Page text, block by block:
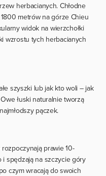
herbacianych. Chłodne
metrów na górze Chieu
widok na wierzchołki
wzrostu tych herbacianych
szyszki lub jak kto woli – jak
łuski naturalnie tworzą
pączek.
prawie 10-
spędzają na szczycie góry
czym wracają do swoich